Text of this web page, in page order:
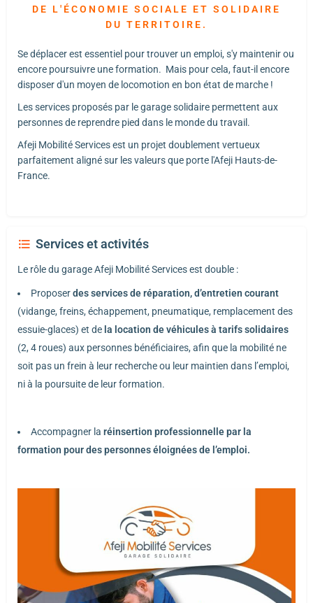
DE L'ÉCONOMIE SOCIALE ET SOLIDAIRE
DU TERRITOIRE.
Se déplacer est essentiel pour trouver un emploi, s'y maintenir ou
encore poursuivre une formation. Mais pour cela, faut-il encore
disposer d'un moyen de locomotion en bon état de marche !
Les services proposés par le garage solidaire permettent aux
personnes de reprendre pied dans le monde du travail.
Afeji Mobilité Services est un projet doublement vertueux
parfaitement aligné sur les valeurs que porte l'Afeji Hauts-de-
France.
Services et activités
Le rôle du garage Afeji Mobilité Services est double :
Proposerdes services de réparation, d’entretien courant
(vidange, freins, échappement, pneumatique, remplacement des
essuie-glaces) et de la location de véhicules à tarifs solidaires
(2, 4 roues) aux personnes bénéficiaires, afin que la mobilité ne
soit pas un frein à leur recherche ou leur maintien dans l’emploi,
ni à la poursuite de leur formation.
Accompagner la réinsertion professionnelle par la
formation pour des personnes éloignées de l’emploi.